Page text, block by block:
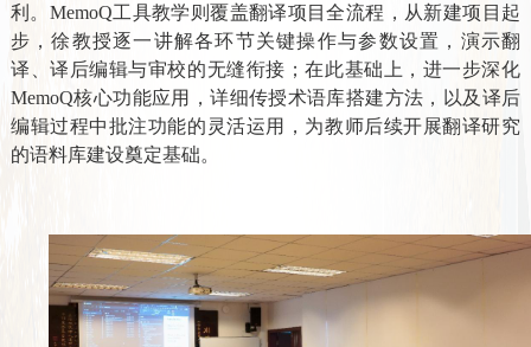
利。MemoQ工具教学则覆盖翻译项目全流程，从新建项目起
步，徐教授逐一讲解各环节关键操作与参数设置，演示翻
译、译后编辑与审校的无缝衔接；在此基础上，进一步深化
MemoQ核心功能应用，详细传授术语库搭建方法，以及译后
编辑过程中批注功能的灵活运用，为教师后续开展翻译研究
的语料库建设奠定基础。